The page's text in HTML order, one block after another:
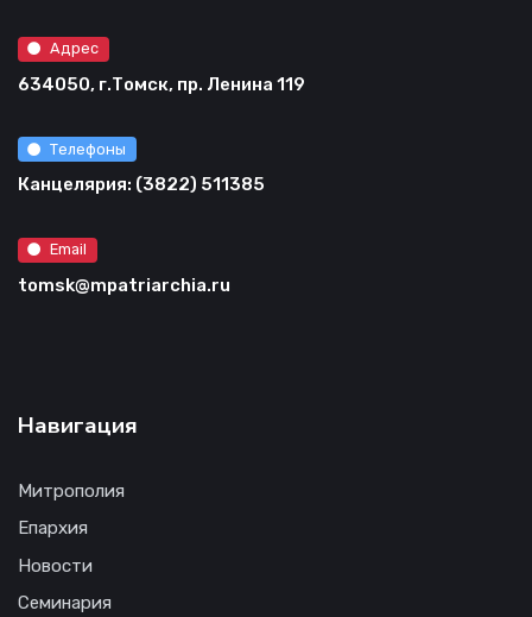
Адрес
634050, г.Томск, пр. Ленина 119
Телефоны
Канцелярия: (3822) 511385
Email
tomsk@mpatriarchia.ru
Навигация
Митрополия
Епархия
Новости
Семинария